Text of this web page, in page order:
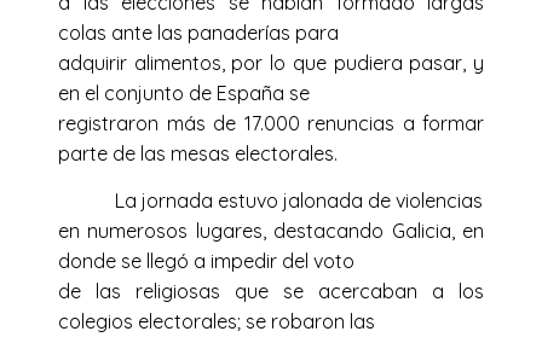
colas ante las panaderías para
adquirir alimentos, por lo que pudiera pasar, y
en el conjunto de España se
registraron más de 17.000 renuncias a formar
parte de las mesas electorales.
La jornada estuvo jalonada de violencias
en numerosos lugares, destacando Galicia, en
donde se llegó a impedir del voto
de las religiosas que se acercaban a los
colegios electorales; se robaron las